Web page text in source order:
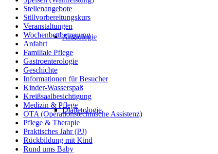
Angiologie
Diabetologie
Stellenangebote
Stillvorbereitungskurs
Veranstaltungen
Wochenbettbetreuung
Anfahrt
Familiale Pflege
Gastroenterologie
Geschichte
Informationen für Besucher
Kinder-Wasserspaß
Kreißsaalbesichtigung
Medizin & Pflege
OTA (Operationstechnische Assistenz)
Pflege & Therapie
Praktisches Jahr (PJ)
Rückbildung mit Kind
Rund ums Baby